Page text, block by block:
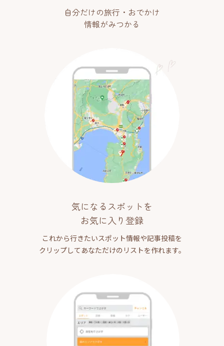
自分だけの旅行・おでかけ
情報がみつかる
気になるスポットを
お気に入り登録
これから行きたいスポット情報や記事投稿を
クリップしてあなただけのリストを作れます。